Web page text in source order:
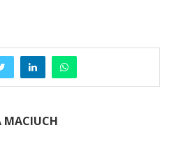
MACIUCH